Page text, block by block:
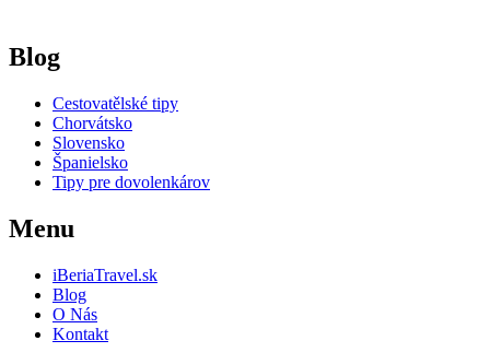
Blog
Cestovatělské tipy
Chorvátsko
Slovensko
Španielsko
Tipy pre dovolenkárov
Menu
iBeriaTravel.sk
Blog
O Nás
Kontakt